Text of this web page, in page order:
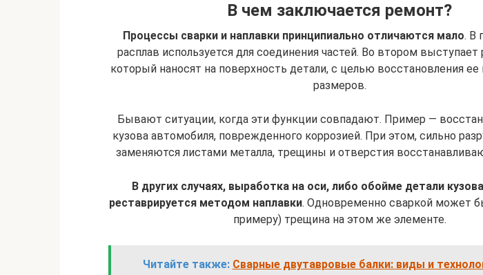
В чем заключается ремонт?
Процессы сварки и наплавки принципиально отличаются мало. В
расплав используется для соединения частей. Во втором
который наносят на поверхность детали, с целью восстановления
размеров.
Бывают ситуации, когда эти функции совпадают. Пример —
кузова автомобиля, поврежденного коррозией. При этом, сильно
заменяются листами металла, трещины и отверстия
В других случаях, выработка на оси, либо обойме детали
реставрируется методом наплавки. Одновременно сваркой может
примеру) трещина на этом же элементе.
Читайте также: Сварные двутавровые балки: виды и